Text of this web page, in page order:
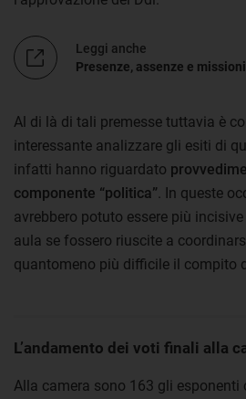
Leggi anche
Presenze, assenze e
Al di là di tali premesse tuttavia è
interessante analizzare gli esiti di
infatti hanno riguardato
componente “politica” . In queste
avrebbero potuto essere più
aula se fossero riuscite a
quantomeno più difficile il compito
L’andamento dei voti finali alla
Alla camera sono 163 gli esponenti